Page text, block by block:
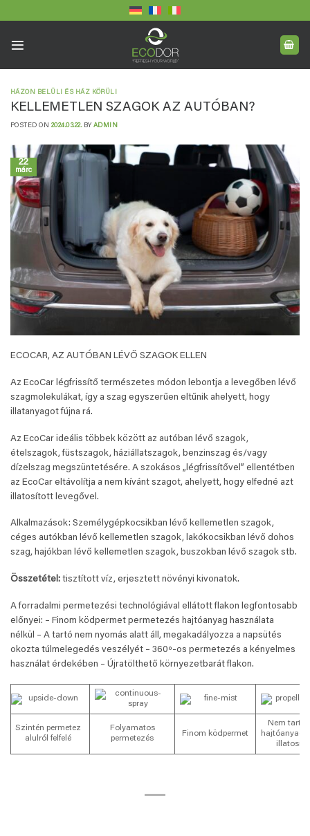
to
HÁZON BELÜLI ÉS HÁZ KÖRÜLI
KELLEMETLEN SZAGOK AZ AUTÓBAN?
POSTED ON 2024.03.22. BY ADMIN
22
márc
ECOCAR, AZ AUTÓBAN LÉVŐ SZAGOK ELLEN
Az EcoCar légfrissítő természetes módon lebontja a levegőben lévő
szagmolekulákat, így a szag egyszerűen eltűnik ahelyett, hogy
illatanyagot fújna rá.
Az EcoCar ideális többek között az autóban lévő szagok,
ételszagok, füstszagok, háziállatszagok, benzinszag és/vagy
dízelszag megszüntetésére. A szokásos „légfrissítővel” ellentétben
az EcoCar eltávolítja a nem kívánt szagot, ahelyett, hogy elfedné azt
illatosított levegővel.
Alkalmazások: Személygépkocsikban lévő kellemetlen szagok,
céges autókban lévő kellemetlen szagok, lakókocsikban lévő dohos
szag, hajókban lévő kellemetlen szagok, buszokban lévő szagok stb.
Összetétel: tisztított víz, erjesztett növényi kivonatok.
A forradalmi permetezési technológiával ellátott flakon legfontosabb
előnyei: – Finom ködpermet permetezés hajtóanyag használata
nélkül – A tartó nem nyomás alatt áll, megakadályozza a napsütés
okozta túlmelegedés veszélyét – 360º-os permetezés a kényelmes
használat érdekében – Újratölthető környezetbarát flakon.
Szintén permetez
alulról felfelé
Folyamatos
permetezés
Finom ködpermet
Nem